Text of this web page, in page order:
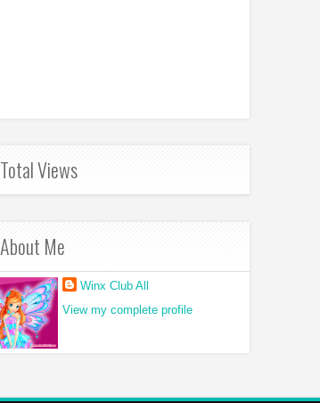
Total Views
About Me
Winx Club All
View my complete profile